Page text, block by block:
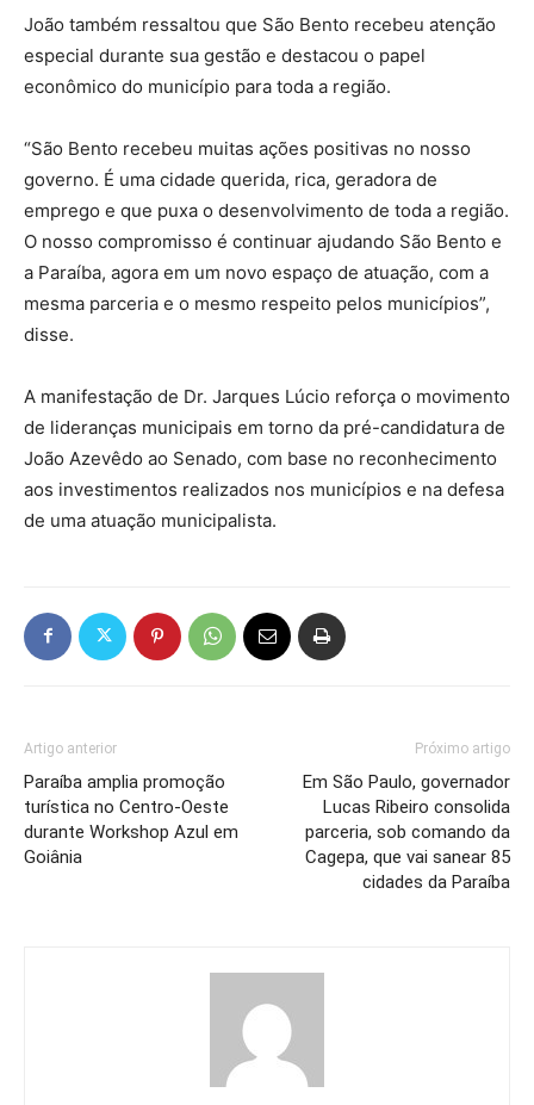
João também ressaltou que São Bento recebeu atenção
especial durante sua gestão e destacou o papel
econômico do município para toda a região.
“São Bento recebeu muitas ações positivas no nosso
governo. É uma cidade querida, rica, geradora de
emprego e que puxa o desenvolvimento de toda a região.
O nosso compromisso é continuar ajudando São Bento e
a Paraíba, agora em um novo espaço de atuação, com a
mesma parceria e o mesmo respeito pelos municípios”,
disse.
A manifestação de Dr. Jarques Lúcio reforça o movimento
de lideranças municipais em torno da pré-candidatura de
João Azevêdo ao Senado, com base no reconhecimento
aos investimentos realizados nos municípios e na defesa
de uma atuação municipalista.
Artigo anterior
Paraíba amplia promoção
turística no Centro-Oeste
durante Workshop Azul em
Goiânia
Próximo artigo
Em São Paulo, governador
Lucas Ribeiro consolida
parceria, sob comando da
Cagepa, que vai sanear 85
cidades da Paraíba